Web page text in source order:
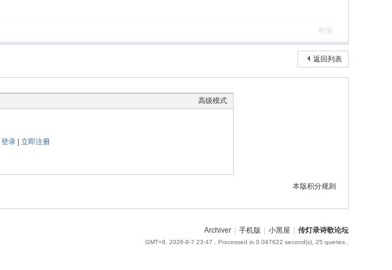
举报
返回列表
高级模式
登录| 立即注册
本版积分规则
Archiver 手机版 小黑屋 传灯录诗歌论坛
GMT+8, 2026-8-7 23:47 , Processed in 0.047622 second(s), 25 queries .